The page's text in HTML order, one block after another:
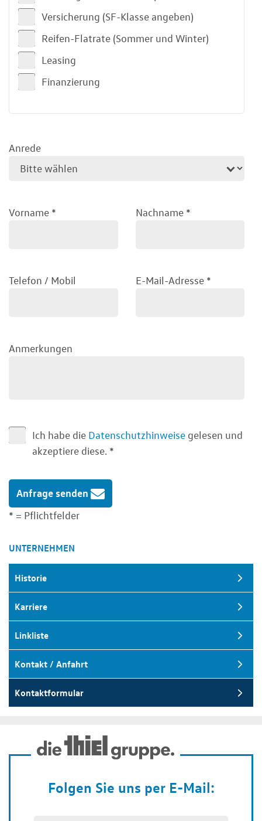
Versicherung (SF-Klasse angeben)
Reifen-Flatrate (Sommer und Winter)
Leasing
Finanzierung
Anrede
Vorname * Nachname *
Telefon / Mobil E-Mail-Adresse *
Anmerkungen
Ich habe die Datenschutzhinweise gelesen und
akzeptiere diese. *
Anfrage senden
* = Pflichtfelder
UNTERNEHMEN
Historie
Karriere
Linkliste
Kontakt / Anfahrt
Kontaktformular
Folgen Sie uns per E-Mail: